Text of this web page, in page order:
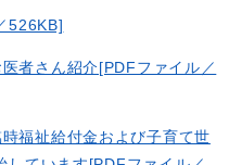
526KB]
者さん紹介[PDFファイル／
福祉給付金および子育て世